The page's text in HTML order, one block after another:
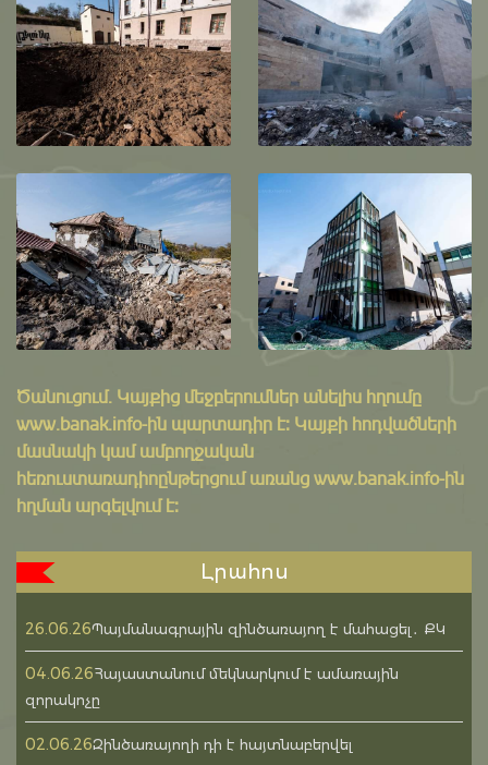
Ծանուցում․ Կայքից մեջբերումներ անելիս հղումը
www.banak.info-ին պարտադիր է: Կայքի հոդվածների
մասնակի կամ ամբողջական
հեռուստառադիոընթերցում առանց www.banak.info-ին
հղման արգելվում է:
Լրահոս
26.06.26Պայմանագրային զինծառայող է մահացել․ ՔԿ
04.06.26Հայաստանում մեկնարկում է ամառային
զորակոչը
02.06.26Զինծառայողի դի է հայտնաբերվել